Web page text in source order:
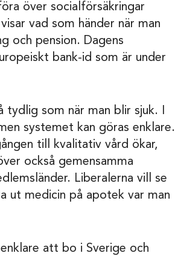
över socialförsäkringar
vad som händer när man
och pension. Dagens
bank-id som är under
tydlig som när man blir sjuk. I
systemet kan göras enklare.
till kvalitativ vård ökar,
också gemensamma
Liberalerna vill se
medicin på apotek var man
att bo i Sverige och